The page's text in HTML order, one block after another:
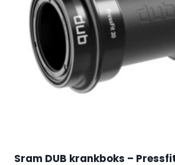
Sram DUB krankboks –